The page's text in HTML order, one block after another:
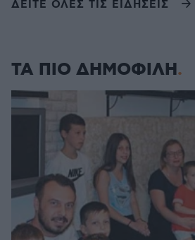
ΔΕΙΤΕ ΟΛΕΣ ΤΙΣ ΕΙΔΗΣΕΙΣ
ΤΑ ΠΙΟ ΔΗΜΟΦΙΛΗ